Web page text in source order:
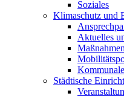
Soziales
Klimaschutz und
Aktuelles
Städtische